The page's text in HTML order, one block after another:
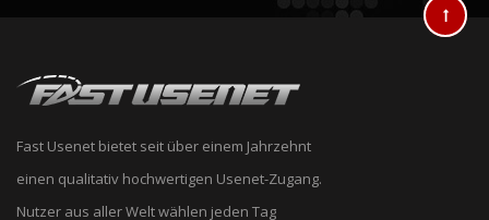
Fast Usenet bietet seit über einem Jahrzehnt
einen qualitativ hochwertigen Usenet-Zugang.
Nutzer aus aller Welt wählen jeden Tag